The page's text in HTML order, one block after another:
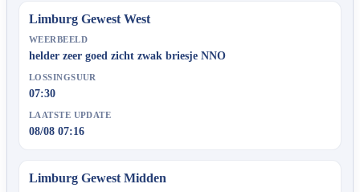
Limburg Gewest West
WEERBEELD
helder zeer goed zicht zwak briesje NNO
LOSSINGSUUR
07:30
LAATSTE UPDATE
08/08 07:16
Limburg Gewest Midden